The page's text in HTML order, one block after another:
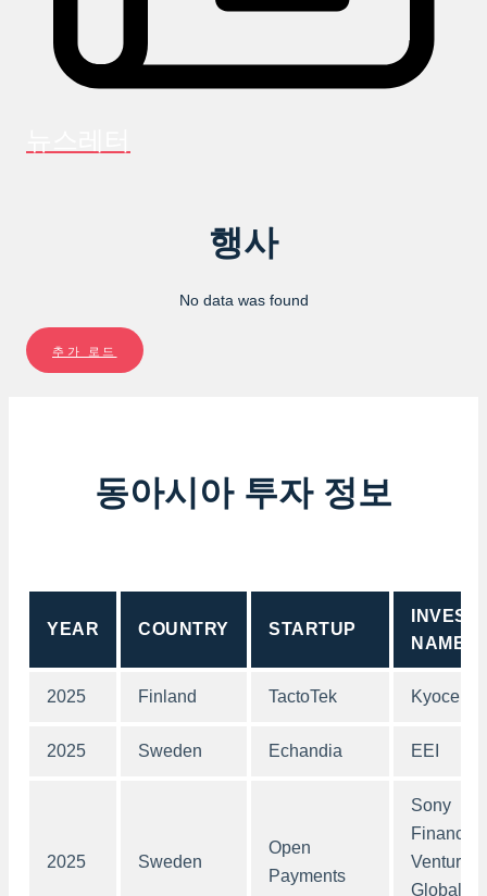
행사
No data was found
추가 로드
동아시아 투자 정보
YEAR COUNTRY STARTUP
NAME
2025 Finland TactoTek Kyocera
2025 Sweden Echandia EEI
2025 Sweden
Open
Payments
Sony
Financial
Ventures,
Global